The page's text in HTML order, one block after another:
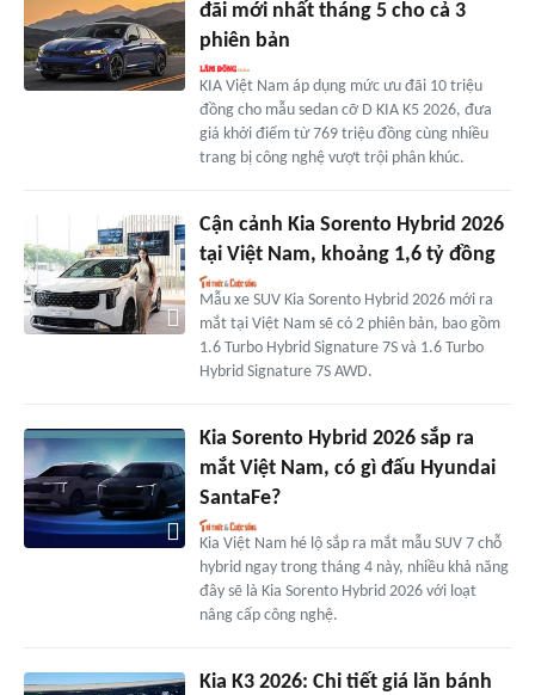
đãi mới nhất tháng 5 cho cả 3
phiên bản
KIA Việt Nam áp dụng mức ưu đãi 10 triệu
đồng cho mẫu sedan cỡ D KIA K5 2026, đưa
giá khởi điểm từ 769 triệu đồng cùng nhiều
trang bị công nghệ vượt trội phân khúc.
Cận cảnh Kia Sorento Hybrid 2026
tại Việt Nam, khoảng 1,6 tỷ đồng
Mẫu xe SUV Kia Sorento Hybrid 2026 mới ra
mắt tại Việt Nam sẽ có 2 phiên bản, bao gồm
1.6 Turbo Hybrid Signature 7S và 1.6 Turbo
Hybrid Signature 7S AWD.
Kia Sorento Hybrid 2026 sắp ra
mắt Việt Nam, có gì đấu Hyundai
SantaFe?
Kia Việt Nam hé lộ sắp ra mắt mẫu SUV 7 chỗ
hybrid ngay trong tháng 4 này, nhiều khả năng
đây sẽ là Kia Sorento Hybrid 2026 với loạt
nâng cấp công nghệ.
Kia K3 2026: Chi tiết giá lăn bánh